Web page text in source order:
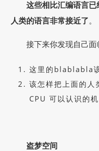
这些相比汇编语言
人类的语言非常接近了。
接下来你发现自己面
这里的blablabla
该怎样把上面的人
CPU 可以认识的
盗梦空间